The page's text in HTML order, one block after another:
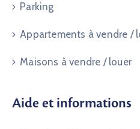
Parking
Appartements à vendre /
Maisons à vendre / louer
Aide et informations